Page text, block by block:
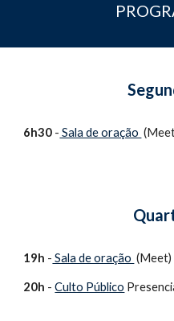
6h30 - Sala de oração
19h - Sala de oração (Meet)
20h - Culto Público